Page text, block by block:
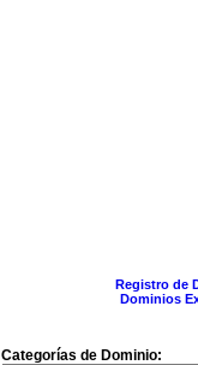
Registro de
Dominios
Categorías de Dominio: